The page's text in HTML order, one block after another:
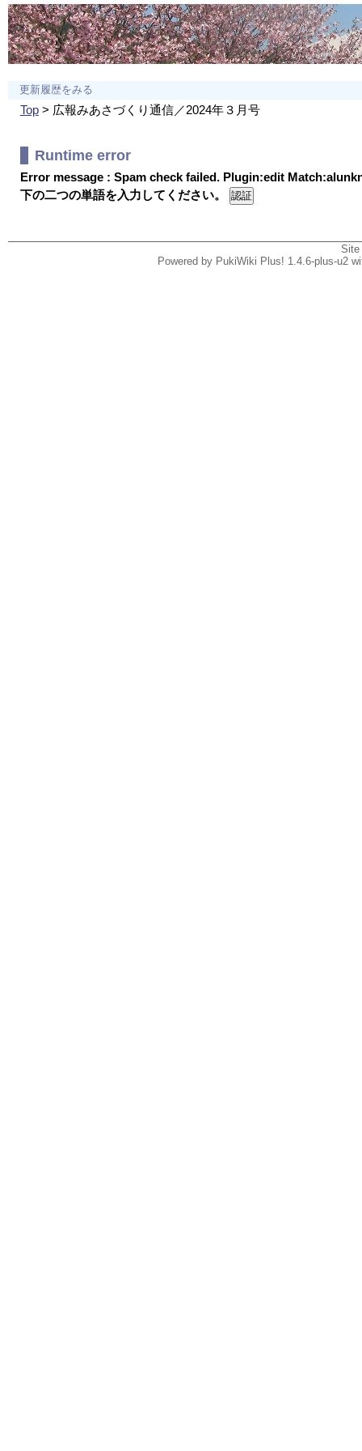
更新履歴をみる
Top> 広報みあさづくり通信／2024年３月号
Runtime error
Error message : Spam check failed. Plugin:edit
下の二つの単語を入力してください。
Powered by PukiWiki Plus! 1.4.6-plus-u2